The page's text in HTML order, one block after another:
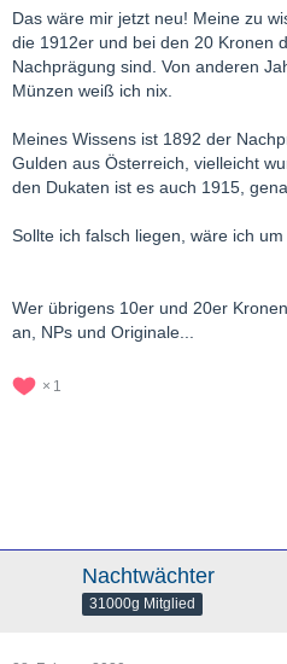
Das wäre mir jetzt neu! Meine zu
die 1912er und bei den 20 Kronen
Nachprägung sind. Von anderen
Münzen weiß ich nix.
Meines Wissens ist 1892 der
Gulden aus Österreich, vielleicht
den Dukaten ist es auch 1915,
Sollte ich falsch liegen, wäre ich
Wer übrigens 10er und 20er
an, NPs und Originale...
1
Nachtwächter
31000g Mitglied